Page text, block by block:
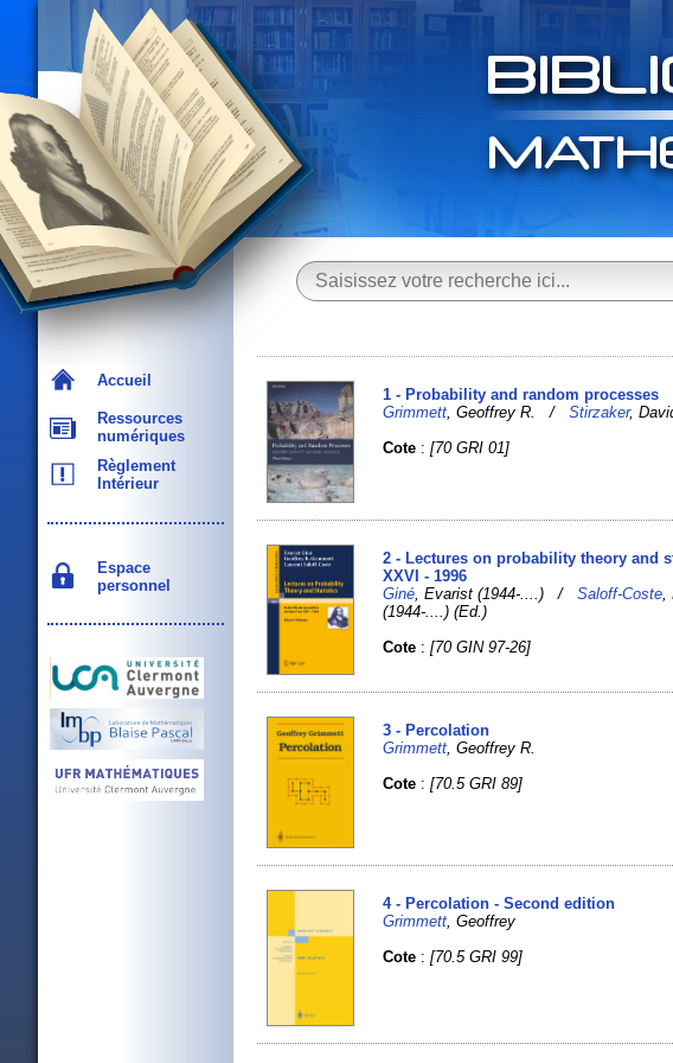
Accueil
Ressources
numériques
Règlement
Intérieur
Espace
personnel
1 - Probability and random processes
Grimmett , Geoffrey R. /Stirzaker,
Cote :[70 GRI 01]
2 - Lectures on probability theory and
XXVI - 1996
Giné , Evarist (1944-....) /Saloff-Coste
(1944-....) (Ed.)
Cote :[70 GIN 97-26]
3 - Percolation
Grimmett, Geoffrey R.
Cote :[70.5 GRI 89]
4 - Percolation - Second edition
Grimmett , Geoffrey
Cote :[70.5 GRI 99]